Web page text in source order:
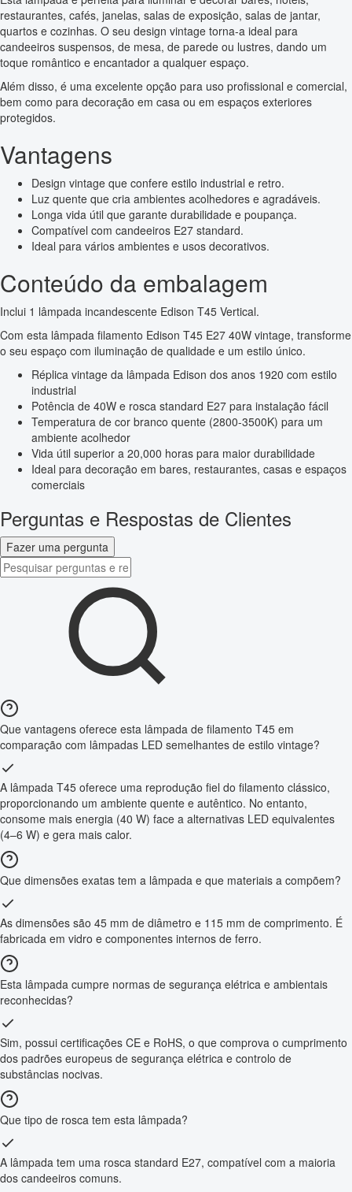
restaurantes, cafés, janelas, salas de exposição, salas de jantar,
quartos e cozinhas. O seu design vintage torna-a ideal para
candeeiros suspensos, de mesa, de parede ou lustres, dando um
toque romântico e encantador a qualquer espaço.
Além disso, é uma excelente opção para uso profissional e comercial,
bem como para decoração em casa ou em espaços exteriores
protegidos.
Vantagens
Design vintage que confere estilo industrial e retro.
Luz quente que cria ambientes acolhedores e agradáveis.
Longa vida útil que garante durabilidade e poupança.
Compatível com candeeiros E27 standard.
Ideal para vários ambientes e usos decorativos.
Conteúdo da embalagem
Inclui 1 lâmpada incandescente Edison T45 Vertical.
Com esta lâmpada filamento Edison T45 E27 40W vintage, transforme
o seu espaço com iluminação de qualidade e um estilo único.
Réplica vintage da lâmpada Edison dos anos 1920 com estilo
industrial
Potência de 40W e rosca standard E27 para instalação fácil
Temperatura de cor branco quente (2800-3500K) para um
ambiente acolhedor
Vida útil superior a 20,000 horas para maior durabilidade
Ideal para decoração em bares, restaurantes, casas e espaços
comerciais
Perguntas e Respostas de Clientes
Fazer uma pergunta
Que vantagens oferece esta lâmpada de filamento T45 em
comparação com lâmpadas LED semelhantes de estilo vintage?
A lâmpada T45 oferece uma reprodução fiel do filamento clássico,
proporcionando um ambiente quente e autêntico. No entanto,
consome mais energia (40 W) face a alternativas LED equivalentes
(4–6 W) e gera mais calor.
Que dimensões exatas tem a lâmpada e que materiais a compõem?
As dimensões são 45 mm de diâmetro e 115 mm de comprimento. É
fabricada em vidro e componentes internos de ferro.
Esta lâmpada cumpre normas de segurança elétrica e ambientais
reconhecidas?
Sim, possui certificações CE e RoHS, o que comprova o cumprimento
dos padrões europeus de segurança elétrica e controlo de
substâncias nocivas.
Que tipo de rosca tem esta lâmpada?
A lâmpada tem uma rosca standard E27, compatível com a maioria
dos candeeiros comuns.